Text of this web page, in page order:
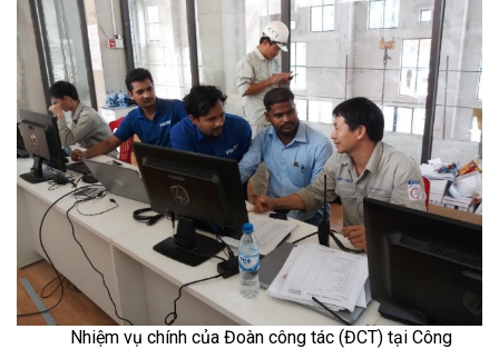
Nhiệm vụ chính của Đoàn công tác (ĐCT) tại Công